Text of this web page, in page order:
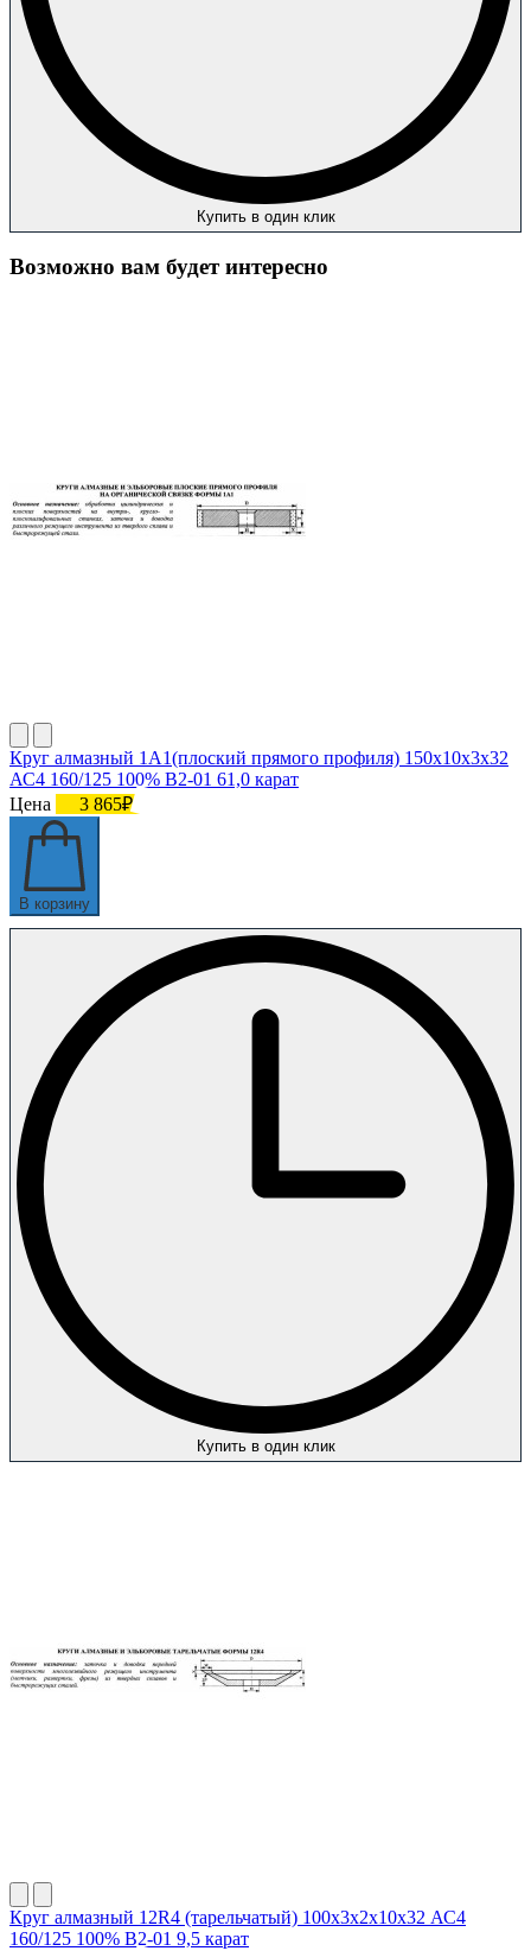
Купить в один клик
Возможно вам будет интересно
Круг алмазный 1А1(плоский прямого профиля) 150х10х3х32
АС4 160/125 100% В2-01 61,0 карат
Цена
3 865₽
В корзину
Купить в один клик
Круг алмазный 12R4 (тарельчатый) 100х3х2х10х32 АС4
160/125 100% В2-01 9,5 карат